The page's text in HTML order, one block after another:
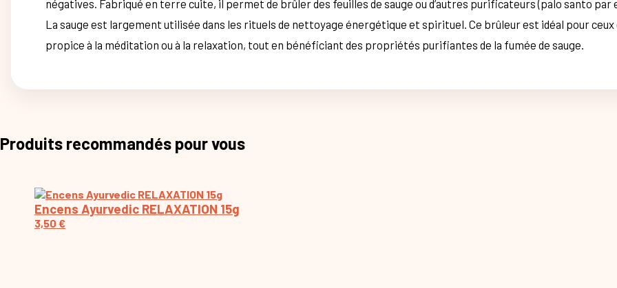
négatives. Fabriqué en terre cuite, il permet de brûler des feuilles de sauge ou d’autres purificateurs (palo santo
La sauge est largement utilisée dans les rituels de nettoyage énergétique et spirituel. Ce brûleur est idéal pour
propice à la méditation ou à la relaxation, tout en bénéficiant des propriétés purifiantes de la fumée de sauge.
Produits recommandés pour vous
Encens Ayurvedic RELAXATION 15g
3,50 €